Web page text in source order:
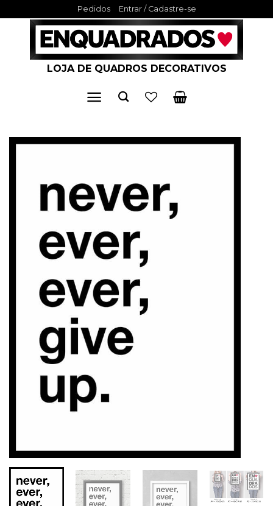
to
Pedidos Entrar / Cadastre-se
LOJA DE QUADROS DECORATIVOS